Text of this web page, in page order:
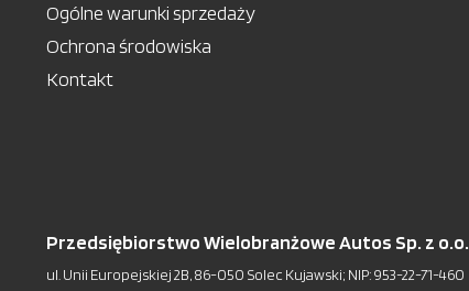
Ogólne warunki sprzedaży
Ochrona środowiska
Kontakt
Przedsiębiorstwo Wielobranżowe Autos Sp. z o.o.
ul. Unii Europejskiej 2B, 86-050 Solec Kujawski; NIP: 953-22-71-460